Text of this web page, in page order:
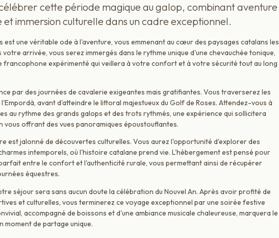
cette période magique au galop, combinant aventure
immersion culturelle dans un cadre exceptionnel.
est une véritable ode à l'aventure, vous emmenant au cœur des paysages catalans les
votre arrivée, vous serez immergés dans le rythme unique d'une chevauchée tonique,
francophone expérimenté qui veillera à votre confort et à votre sécurité tout au long
par des journées de cavalerie exigeantes mais gratifiantes. Vous traverserez les
avant d'atteindre le littoral majestueux du Golf de Roses. Attendez-vous à
au rythme des grands galops et des trots rythmés, une expérience qui sollicitera
vous offrant des vues panoramiques époustouflantes.
est jalonné de découvertes culturelles. Vous aurez l'opportunité d'explorer des
intemporels, où l'histoire catalane prend vie. L'hébergement est pensé pour
entre le confort et l'authenticité rurale, vous permettant ainsi de récupérer
équestres.
séjour sera sans aucun doute la célébration du Nouvel An. Après avoir profité de
et culturelles, vous terminerez ce voyage exceptionnel par une soirée festive
accompagné de boissons et d'une ambiance musicale chaleureuse, marquera le
moment de partage unique.